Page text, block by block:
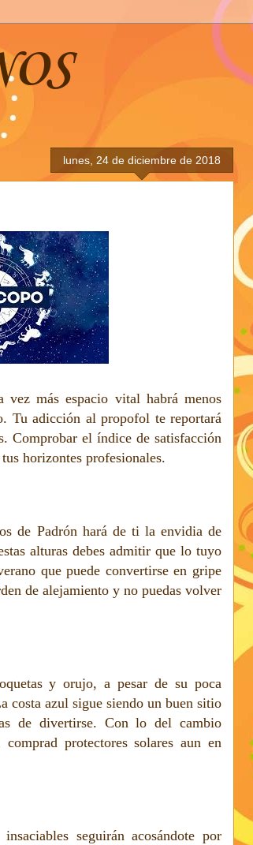
lunes, 24 de diciembre de 2018
vez más espacio vital habrá menos
Tu adicción al propofol te reportará
Comprobar el índice de satisfacción
horizontes profesionales.
de Padrón hará de ti la envidia de
alturas debes admitir que lo tuyo
que puede convertirse en gripe
de alejamiento y no puedas volver
y orujo, a pesar de su poca
costa azul sigue siendo un buen sitio
de divertirse. Con lo del cambio
protectores solares aun en
seguirán acosándote por